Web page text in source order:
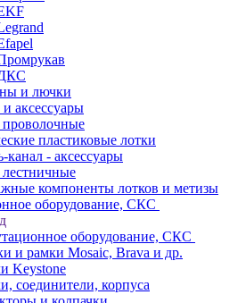
и лючки
аксессуары
пластиковые лотки
канал - аксессуары
компоненты лотков и метизы
оборудование, СКС
оборудование, СКС
и рамки Mosaic, Brava и др.
Keystone
соединители, корпуса